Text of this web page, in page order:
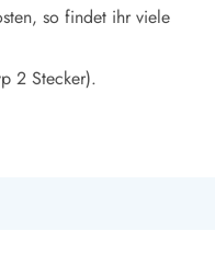
so findet ihr viele
2 Stecker).